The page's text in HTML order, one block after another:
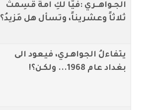
الجـواهــري :فيّا لكِ امةً قُسِمتْ
ثلاثاً وعشريناً، وتسأل هل مَزيدُ؟
يتفاءلُ الجواهـري، فيعود الى
بغداد عام 1968... ولكـن؟!